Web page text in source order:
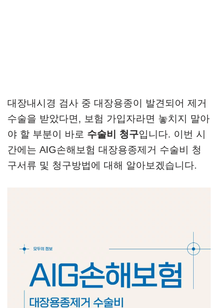
대장내시경 검사 중 대장용종이 발견되어 제거
수술을 받았다면, 보험 가입자라면 놓치지 말아
야 할 부분이 바로 수술비 청구입니다. 이번 시
간에는 AIG손해보험 대장용종제거 수술비 청
구서류 및 청구방법에 대해 알아보겠습니다.